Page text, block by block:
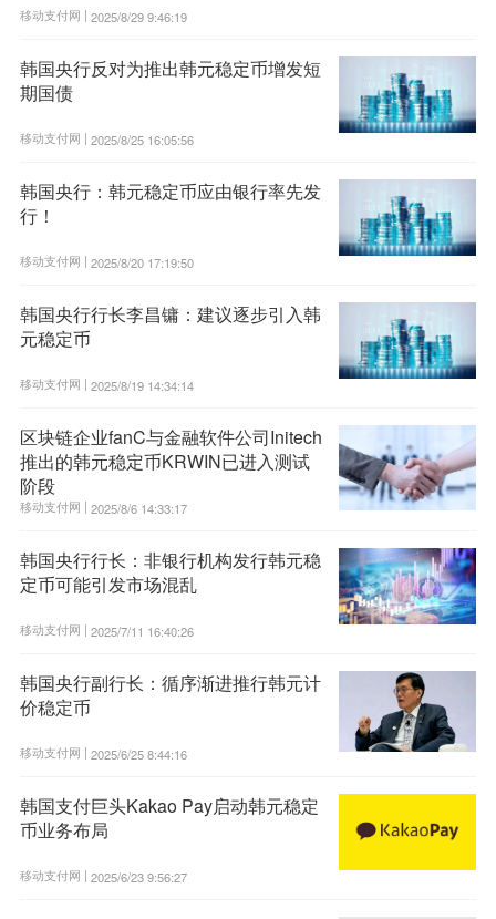
移动支付网 | 2025/8/29 9:46:19
韩国央行反对为推出韩元稳定币增发短
期国债
移动支付网 | 2025/8/25 16:05:56
韩国央行：韩元稳定币应由银行率先发
行！
移动支付网 | 2025/8/20 17:19:50
韩国央行行长李昌镛：建议逐步引入韩
元稳定币
移动支付网 | 2025/8/19 14:34:14
区块链企业fanC与金融软件公司Initech
推出的韩元稳定币KRWIN已进入测试
阶段
移动支付网 | 2025/8/6 14:33:17
韩国央行行长：非银行机构发行韩元稳
定币可能引发市场混乱
移动支付网 | 2025/7/11 16:40:26
韩国央行副行长：循序渐进推行韩元计
价稳定币
移动支付网 | 2025/6/25 8:44:16
韩国支付巨头Kakao Pay启动韩元稳定
币业务布局
移动支付网 | 2025/6/23 9:56:27